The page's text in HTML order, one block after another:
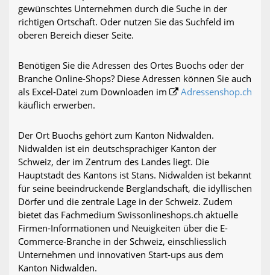
gewünschtes Unternehmen durch die Suche in der
richtigen Ortschaft. Oder nutzen Sie das Suchfeld im
oberen Bereich dieser Seite.
Benötigen Sie die Adressen des Ortes Buochs oder der
Branche Online-Shops? Diese Adressen können Sie auch
als Excel-Datei zum Downloaden im
Adressenshop.ch
käuflich erwerben.
Der Ort Buochs gehört zum Kanton Nidwalden.
Nidwalden ist ein deutschsprachiger Kanton der
Schweiz, der im Zentrum des Landes liegt. Die
Hauptstadt des Kantons ist Stans. Nidwalden ist bekannt
für seine beeindruckende Berglandschaft, die idyllischen
Dörfer und die zentrale Lage in der Schweiz. Zudem
bietet das Fachmedium Swissonlineshops.ch aktuelle
Firmen-Informationen und Neuigkeiten über die E-
Commerce-Branche in der Schweiz, einschliesslich
Unternehmen und innovativen Start-ups aus dem
Kanton Nidwalden.